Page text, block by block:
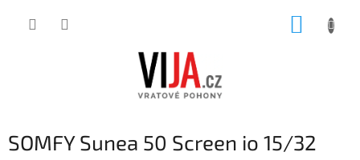
SOMFY Sunea 50 Screen io 15/32